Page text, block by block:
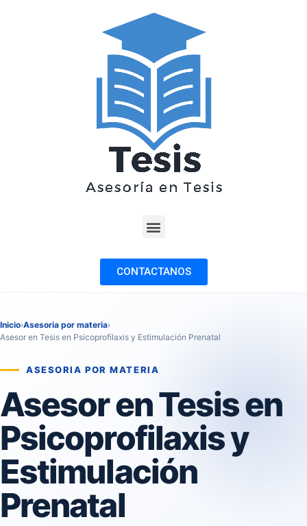
CONTACTANOS
Inicio›Asesoria por materia›
Asesor en Tesis en Psicoprofilaxis y Estimulación Prenatal
ASESORIA POR MATERIA
Asesor en Tesis en
Psicoprofilaxis y
Estimulación
Prenatal